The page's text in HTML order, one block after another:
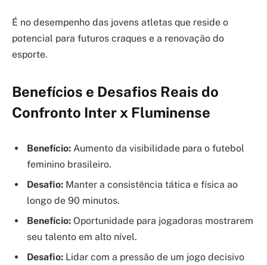
É no desempenho das jovens atletas que reside o
potencial para futuros craques e a renovação do
esporte.
Benefícios e Desafios Reais do
Confronto Inter x Fluminense
Benefício: Aumento da visibilidade para o futebol
feminino brasileiro.
Desafio: Manter a consistência tática e física ao
longo de 90 minutos.
Benefício: Oportunidade para jogadoras mostrarem
seu talento em alto nível.
Desafio: Lidar com a pressão de um jogo decisivo